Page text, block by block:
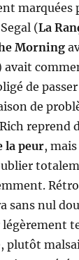
marquées
(La
Morning
de
de
reprend
la peur,
sans nul
plutôt